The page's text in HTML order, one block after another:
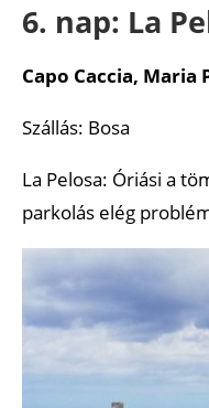
6. nap: La
Capo Caccia, Maria
Szállás: Bosa
La Pelosa: Óriási a
parkolás elég